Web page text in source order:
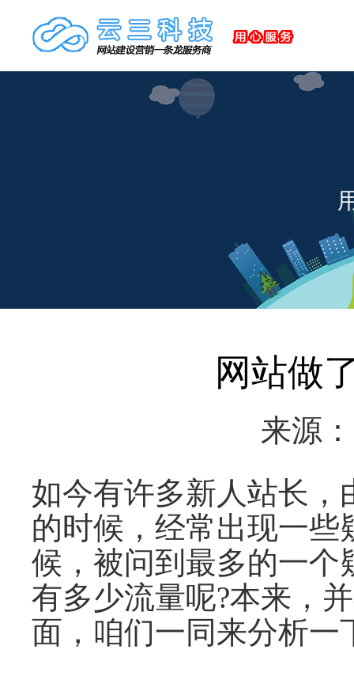
网站做
来源
如今有许多新人站长，
的时候，经常出现一
候，被问到最多的一个
有多少流量呢?本来，
面，咱们一同来分析一